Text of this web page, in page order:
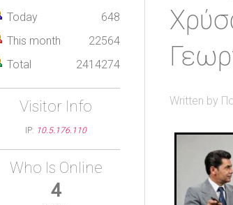
Written by
Today
648
This month
22564
Total
2414274
Visitor Info
IP: 10.5.176.110
Who Is Online
4